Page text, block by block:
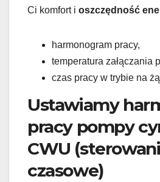
Ci komfort i oszczędność
harmonogram pracy,
temperatura załączania
czas pracy w trybie na
Ustawiamy
pracy pompy
CWU
czasowe)